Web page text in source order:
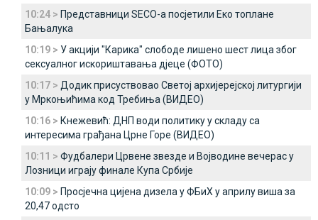
10:24 > Представници SECO-a посјетили Еко топлане
Бањалука
10:19 > У акцији "Карика" слободе лишено шест лица због
сексуалног искориштавања дјеце (ФОТО)
10:17 > Додик присуствовао Светој архијерејској литургији
у Мркоњићима код Требиња (ВИДЕО)
10:16 > Кнежевић: ДНП води политику у складу са
интересима грађана Црне Горе (ВИДЕО)
10:11 > Фудбалери Црвене звезде и Војводине вечерас у
Лозници играју финале Купа Србије
10:09 > Просјечна цијена дизела у ФБиХ у априлу виша за
20,47 одсто